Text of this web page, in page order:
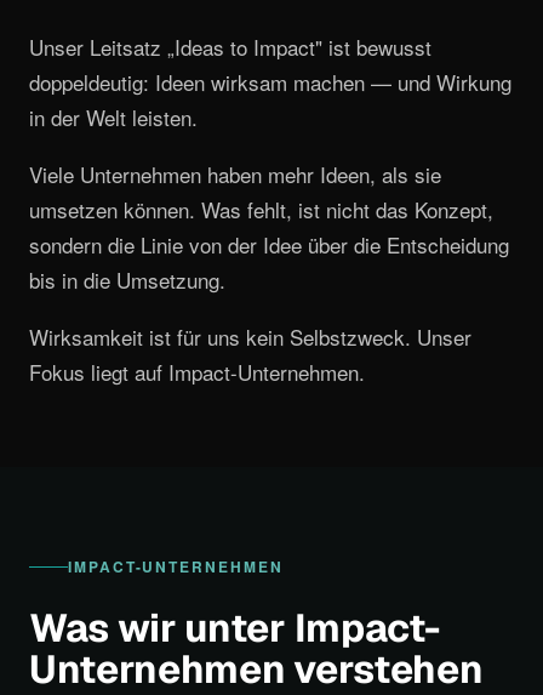
Unser Leitsatz „Ideas to Impact" ist bewusst
doppeldeutig: Ideen wirksam machen — und Wirkung
in der Welt leisten.
Viele Unternehmen haben mehr Ideen, als sie
umsetzen können. Was fehlt, ist nicht das Konzept,
sondern die Linie von der Idee über die Entscheidung
bis in die Umsetzung.
Wirksamkeit ist für uns kein Selbstzweck. Unser
Fokus liegt auf Impact-Unternehmen.
IMPACT-UNTERNEHMEN
Was wir unter Impact-
Unternehmen verstehen